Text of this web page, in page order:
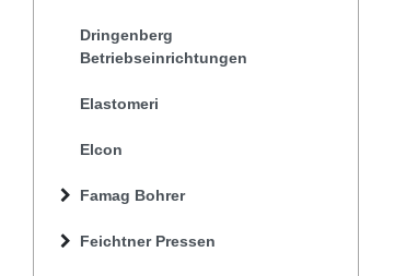
Dringenberg
Betriebseinrichtungen
Elastomeri
Elcon
Famag Bohrer
Feichtner Pressen